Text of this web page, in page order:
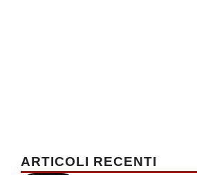
ARTICOLI RECENTI